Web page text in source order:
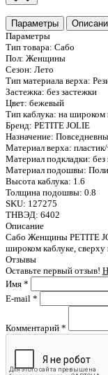
Параметры
Параметры
Тип товара: Сабо
Пол: Женщины
Сезон: Лето
Тип материала верха:
Застежка: без застежки
Цвет: бежевый
Тип каблука: на широком
Бренд: PETITE JOLIE
Назначение:
Материал верха:
Материал подкладки: без
Материал подошвы:
Высота каблука: 1.6
Толщина подошвы: 0.8
SKU: 127275
ТНВЭД: 6402
Описание
Сабо Женщины PETITE
широком каблуке, сверху
Отзывы
Оставьте первый отзыв!
Имя *
E-mail *
Комментарий *